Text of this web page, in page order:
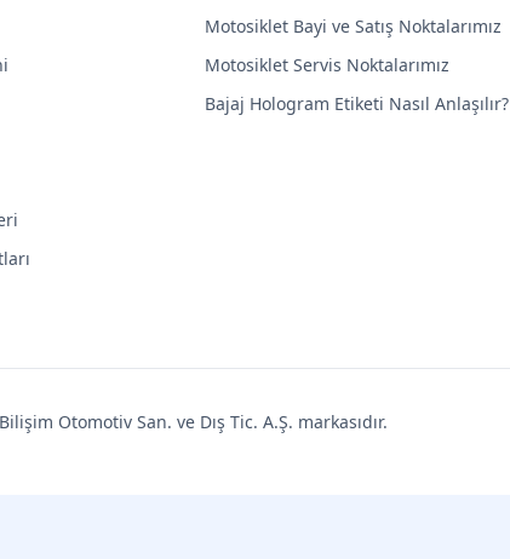
Motosiklet Bayi ve Satış Noktalarımız
Motosiklet Servis Noktalarımız
Bajaj Hologram Etiketi Nasıl Anlaşılır?
Otomotiv San. ve Dış Tic. A.Ş. markasıdır.